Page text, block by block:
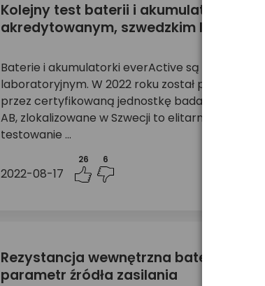
Kolejny test baterii i akumulatorów
akredytowanym, szwedzkim
Baterie i akumulatorki everActive są
laboratoryjnym. W 2022 roku został
przez certyfikowaną jednostkę badawczą -
AB, zlokalizowane w Szwecji to elitarne
testowanie ...
2022-08-17
26 6
Rezystancja wewnętrzna baterii /
parametr źródła zasilania